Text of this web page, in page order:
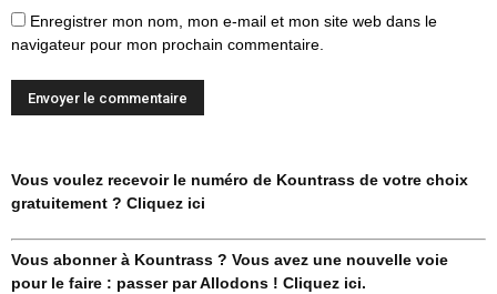
Enregistrer mon nom, mon e-mail et mon site web dans le
navigateur pour mon prochain commentaire.
Vous voulez recevoir le numéro de Kountrass de votre choix
gratuitement ? Cliquez ici
Vous abonner à Kountrass ? Vous avez une nouvelle voie
pour le faire : passer par Allodons ! Cliquez ici.